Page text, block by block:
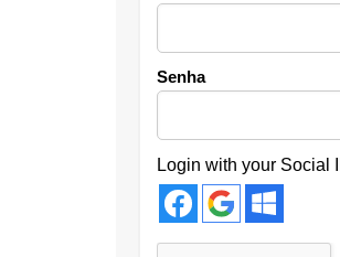
Senha
Login with your Social